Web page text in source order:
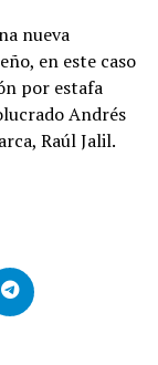
nueva
en este caso
por estafa
Andrés
Raúl Jalil.